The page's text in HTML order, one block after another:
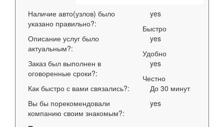
Наличие авто(узлов) было
указано правильно?:
yes
Описание услуг было
актуальным?:
yes
Заказ был выполнен в
оговоренные сроки?:
yes
Как быстро с вами связались?:
До 30 минут
Вы бы порекомендовали
компанию своим знакомым?:
yes
Быстро
Удобно
Честно